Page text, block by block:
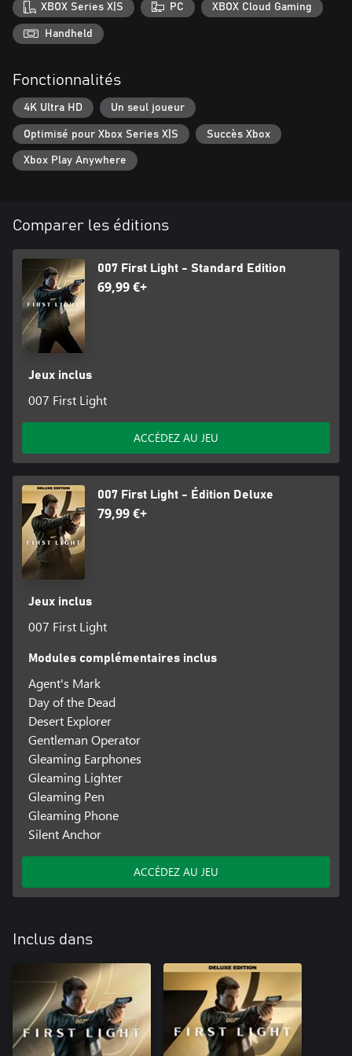
XBOX Series X|S PC XBOX Cloud Gaming
Handheld
Fonctionnalités
4K Ultra HD Un seul joueur
Optimisé pour Xbox Series X|S Succès Xbox
Xbox Play Anywhere
Comparer les éditions
007 First Light - Standard Edition
69,99 €+
Jeux inclus
007 First Light
ACCÉDEZ AU JEU
007 First Light - Édition Deluxe
79,99 €+
Jeux inclus
007 First Light
Modules complémentaires inclus
Agent's Mark
Day of the Dead
Desert Explorer
Gentleman Operator
Gleaming Earphones
Gleaming Lighter
Gleaming Pen
Gleaming Phone
Silent Anchor
ACCÉDEZ AU JEU
Inclus dans